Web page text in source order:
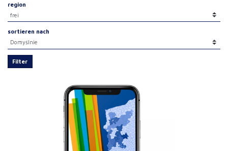
region
sortieren nach
Filter